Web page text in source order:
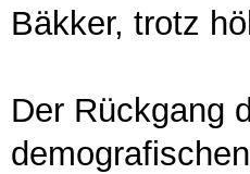
Bäkker, trotz
Der Rückgang